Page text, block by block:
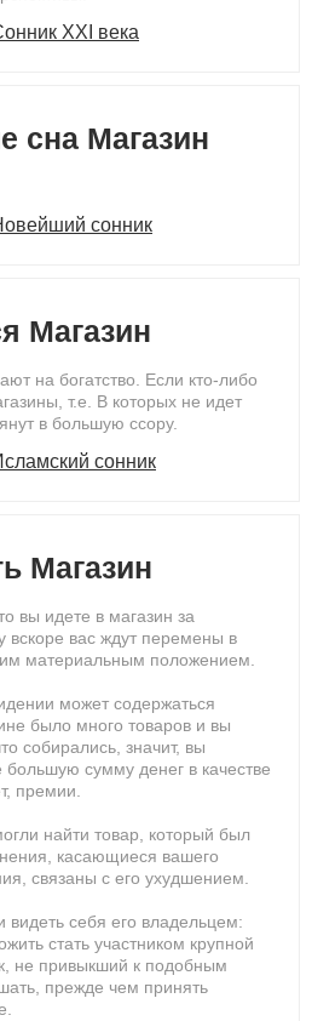
XXI века
сна Магазин
сонник
Магазин
на богатство. Если кто-либо
т.е. В которых не идет
в большую ссору.
сонник
Магазин
вы идете в магазин за
вскоре вас ждут перемены в
материальным положением.
может содержаться
было много товаров и вы
собирались, значит, вы
большую сумму денег в качестве
премии.
найти товар, который был
касающиеся вашего
связаны с его ухудшением.
видеть себя его владельцем:
стать участником крупной
не привыкший к подобным
прежде чем принять